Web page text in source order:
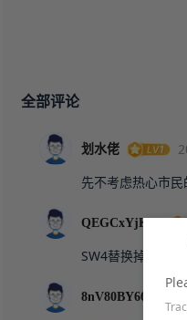
全部评论
划水佬
先不考虑热心市
QEGCxYjKNs
SW4替换掉R28的
8nV80BY664